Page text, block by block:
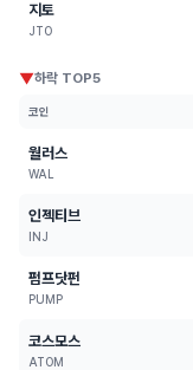
지토
JTO
▼하락 TOP5
코인
월러스
WAL
인젝티브
INJ
펌프닷펀
PUMP
코스모스
ATOM